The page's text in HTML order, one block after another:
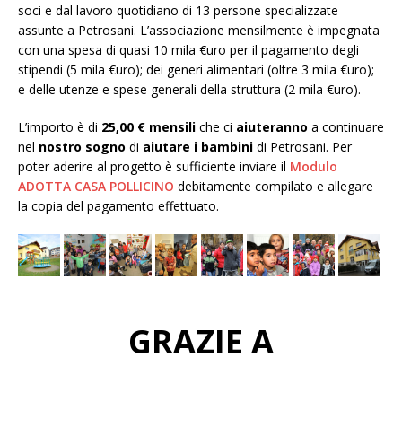
soci e dal lavoro quotidiano di 13 persone specializzate
assunte a Petrosani. L’associazione mensilmente è impegnata
con una spesa di quasi 10 mila €uro per il pagamento degli
stipendi (5 mila €uro); dei generi alimentari (oltre 3 mila €uro);
e delle utenze e spese generali della struttura (2 mila €uro).
L’importo è di 25,00 € mensili che ci aiuteranno a continuare
nel nostro sogno di aiutare i bambini di Petrosani. Per
poter aderire al progetto è sufficiente inviare il Modulo
ADOTTA CASA POLLICINO debitamente compilato e allegare
la copia del pagamento effettuato.
GRAZIE A